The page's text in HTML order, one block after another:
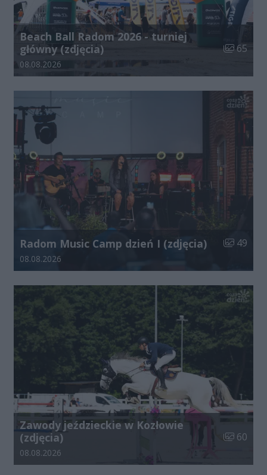
Beach Ball Radom 2026 - turniej
główny (zdjęcia)
Liczba
65
Data dodania galerii:
08.08.2026
Radom Music Camp dzień I (zdjęcia) Liczba
49
Data dodania galerii:
08.08.2026
Zawody jeździeckie w Kozłowie
(zdjęcia)
Liczba
60
Data dodania galerii:
08.08.2026